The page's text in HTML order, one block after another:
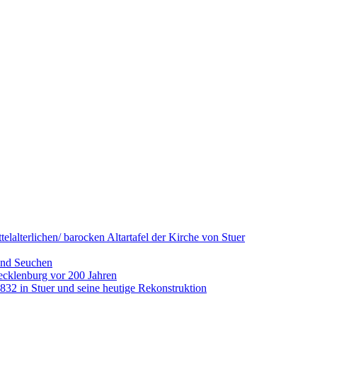
barocken Altartafel der Kirche von Stuer
Seuchen
vor 200 Jahren
in Stuer und seine heutige Rekonstruktion